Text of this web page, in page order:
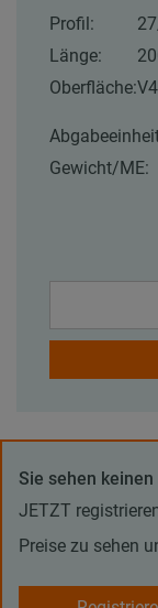
Profil:
Länge:
Oberfläche:
Gewicht/ME:
Sie sehen keinen
JETZT
Preise zu sehen